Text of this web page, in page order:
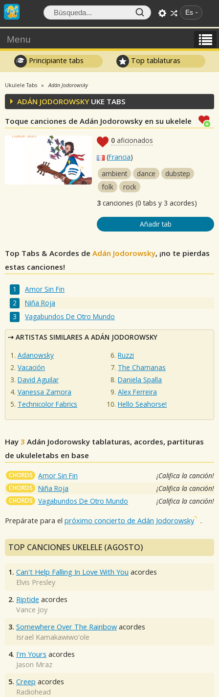
Es
Menu
Principiante tabs Top tablaturas
Ukulele Tabs Adán Jodorowsky
ADÁN JODOROWSKYUKE TABS
Toque canciones de Adán Jodorowsky en su ukelele
0 aficionados
(Francia)
ambient
dance
dubstep
folk
rock
3 canciones (0 tabs y 3 acordes)
Añadir tab
Top Tabs & Acordes de Adán Jodorowsky, ¡no te pierdas
estas canciones!
Amor Sin Fin
Niña Roja
Vagabundos De Otro Mundo
ARTISTAS SIMILARES A ADÁN JODOROWSKY
Adanowsky
Vacación
David Aguilar
Vanessa Zamora
Technicolor Fabrics
Ruzzi
The Chamanas
Daniela Spalla
Alex Ferreira
Hello Seahorse!
Hay 3 Adán Jodorowsky tablaturas, acordes, partituras
de ukuleletabs en base
CHORDS Amor Sin Fin ¡Califica la canción!
CHORDS Niña Roja ¡Califica la canción!
CHORDS Vagabundos De Otro Mundo ¡Califica la canción!
Prepárate para el próximo concierto de Adán Jodorowsky .
TOP CANCIONES UKELELE (AGOSTO)
1. Can't Help Falling In Love With You acordes
Elvis Presley
2. Riptide acordes
Vance Joy
3. Somewhere Over The Rainbow acordes
Israel Kamakawiwo'ole
4. I'm Yours acordes
Jason Mraz
5. Creep acordes
Radiohead